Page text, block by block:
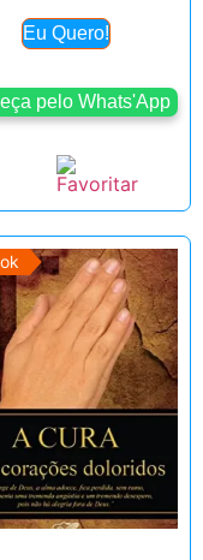
Eu Quero!
pelo Whats'App